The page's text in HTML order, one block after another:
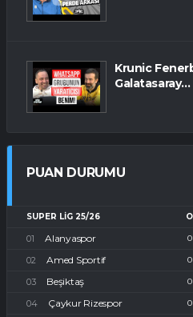
Krunic
Galatasaray...
PUAN DURUMU
SUPER LIG 25/26 O
Alanyaspor 0
Amed Sportif 0
Beşiktaş 0
Çaykur Rizespor 0